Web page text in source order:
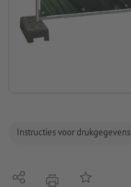
Instructies voor drukgegevens
Delen afdrukkenOp de lijst